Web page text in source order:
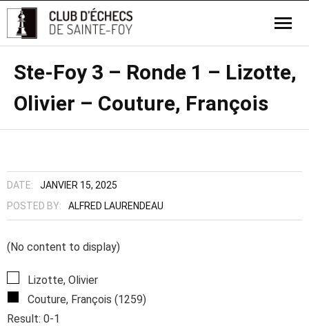
Ste-Foy 3 – Ronde 1 – Lizotte,
Olivier – Couture, François
DATE:
JANVIER 15, 2025
POSTED BY:
ALFRED LAURENDEAU
(No content to display)
Lizotte, Olivier
Couture, François (1259)
Result: 0-1